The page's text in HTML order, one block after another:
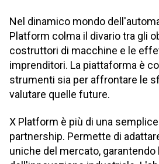
Nel dinamico mondo
Platform colma il divario tra gli
costruttori di macchine e le
imprenditori. La piattaforma è
strumenti sia per affrontare le
valutare quelle future.
X Platform è più di una
partnership. Permette di
uniche del mercato, garantendo